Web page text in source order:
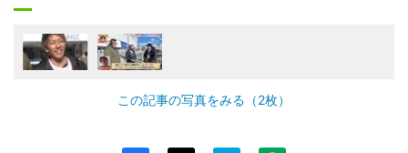
この記事の写真をみる（2枚）